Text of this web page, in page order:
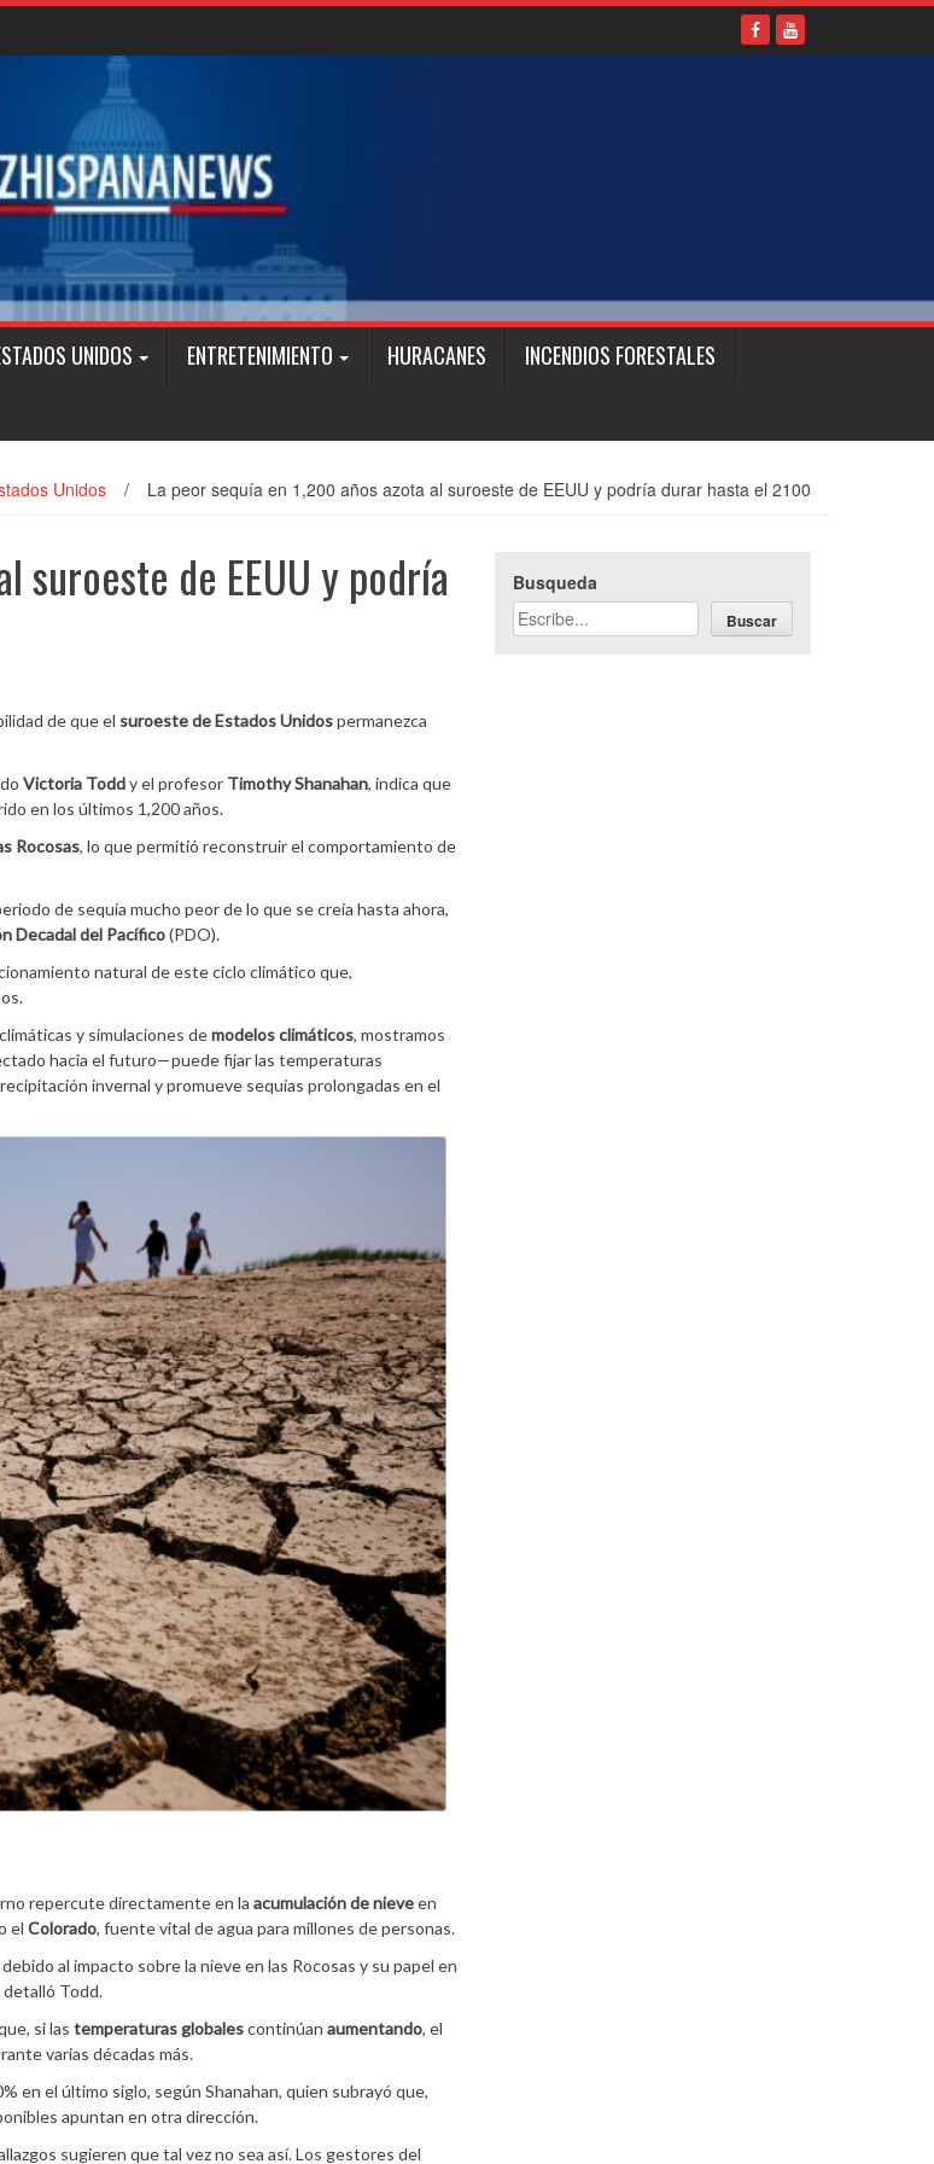
UNIDOS ENTRETENIMIENTO HURACANES
INCENDIOS FORESTALES
Unidos / La peor sequía en 1,200 años azota al suroeste de EEUU y podría durar hasta el 2100
suroeste de EEUU y podría
de que el suroeste de Estados Unidospermanezca
Victoria Toddy el profesor Timothy Shanahan, indica que
en los últimos 1,200 años.
Rocosas, lo que permitió reconstruir el comportamiento de
de sequía mucho peor de lo que se creía hasta ahora,
Decadal del Pacífico(PDO).
natural de este ciclo climático que,
y simulaciones demodelosclimáticos, mostramos
hacia el futuro—puede fijar las temperaturas
invernal y promueve sequías prolongadas en el
repercute directamente en la acumulación de nieveen
el Colorado, fuente vital de agua para millones de personas.
al impacto sobre la nieve en las Rocosas y su papel en
detalló Todd.
si las temperaturasglobalescontinúan aumentando, el
varias décadas más.
en el último siglo, según Shanahan, quien subrayó que,
apuntan en otra dirección.
sugieren que tal vez no sea así. Los gestores del
Busqueda
Buscar